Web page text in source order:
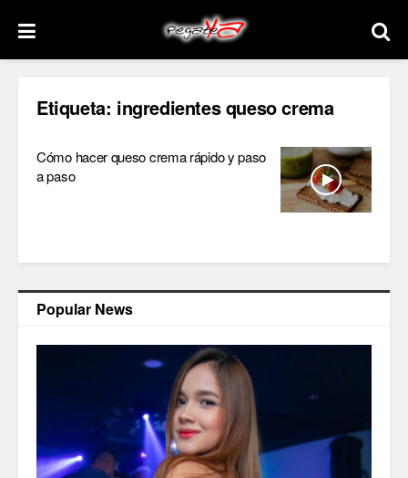
Etiqueta: ingredientes queso crema
Cómo hacer queso crema rápido y paso
a paso
Popular News